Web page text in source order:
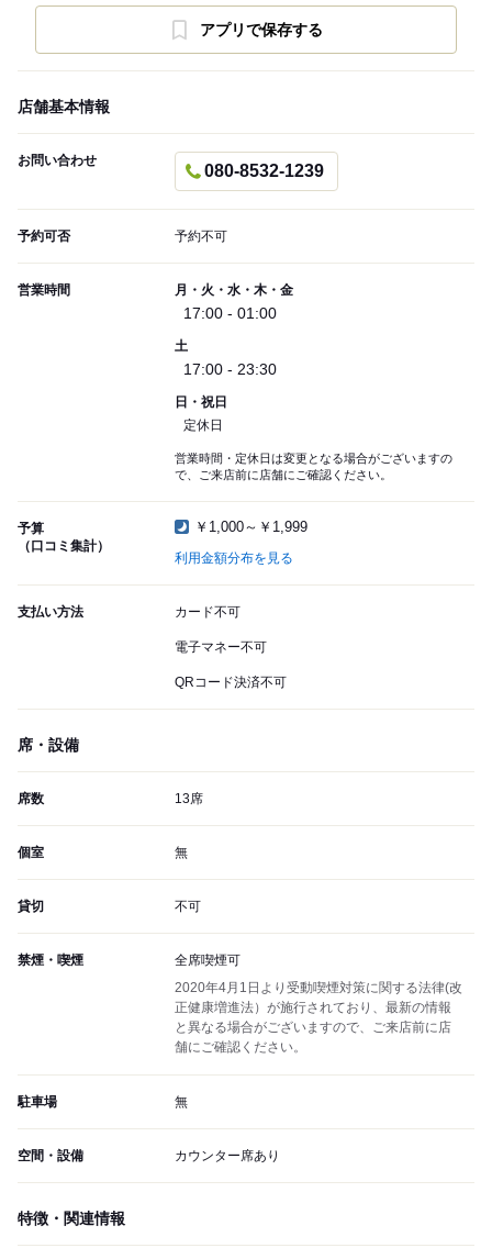
アプリで保存する
店舗基本情報
お問い合わせ
080-8532-1239
予約可否 予約不可
営業時間 月・火・水・木・金
17:00 - 01:00
土
17:00 - 23:30
日・祝日
定休日
営業時間・定休日は変更となる場合がございますの
で、ご来店前に店舗にご確認ください。
予算
（口コミ集計）
￥1,000～￥1,999
利用金額分布を見る
支払い方法 カード不可
電子マネー不可
QRコード決済不可
席・設備
席数 13席
個室 無
貸切 不可
禁煙・喫煙
全席喫煙可
2020年4月1日より受動喫煙対策に関する法律(改
正健康増進法）が施行されており、最新の情報
と異なる場合がございますので、ご来店前に店
舗にご確認ください。
駐車場 無
空間・設備 カウンター席あり
特徴・関連情報